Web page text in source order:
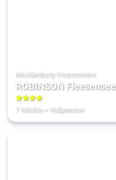
Mecklenburg-Vorpommern
ROBINSON Fleesensee
4
7 Nächte+ Vollpension